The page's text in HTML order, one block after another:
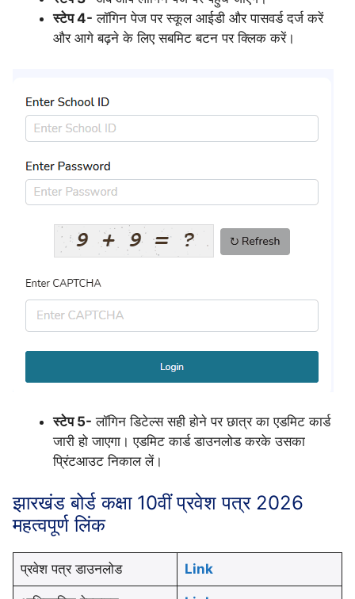
स्टेप 4- लॉगिन पेज पर स्कूल आईडी और पासवर्ड दर्ज करें
और आगे बढ़ने के लिए सबमिट बटन पर क्लिक करें।
स्टेप 5- लॉगिन डिटेल्स सही होने पर छात्र का एडमिट कार्ड
जारी हो जाएगा। एडमिट कार्ड डाउनलोड करके उसका
प्रिंटआउट निकाल लें।
झारखंड बोर्ड कक्षा 10वीं प्रवेश पत्र 2026
महत्वपूर्ण लिंक
प्रवेश पत्र डाउनलोड Link